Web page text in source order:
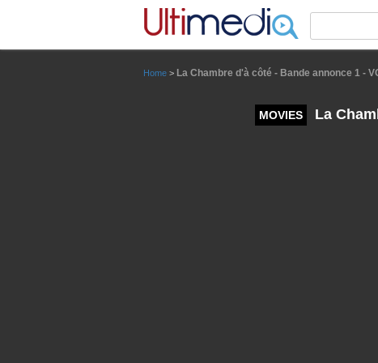
Home > La Chambre d'à côté - Bande annonce 1 -
MOVIES La